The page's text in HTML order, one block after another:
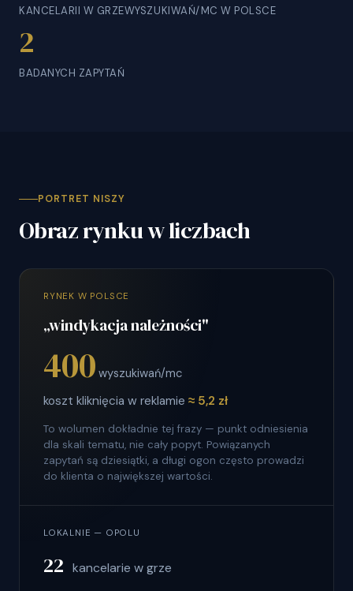
KANCELARII W GRZEWYSZUKIWAŃ/MC W POLSCE
2
BADANYCH ZAPYTAŃ
PORTRET NISZY
Obraz rynku w liczbach
RYNEK W POLSCE
„windykacja należności"
400 wyszukiwań/mc
koszt kliknięcia w reklamie ≈ 5,2 zł
To wolumen dokładnie tej frazy — punkt odniesienia
dla skali tematu, nie cały popyt. Powiązanych
zapytań są dziesiątki, a długi ogon często prowadzi
do klienta o największej wartości.
LOKALNIE — OPOLU
22 kancelarie w grze